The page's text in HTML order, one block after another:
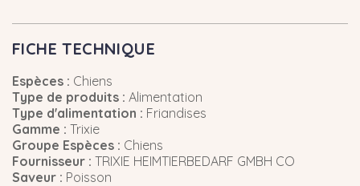
FICHE TECHNIQUE
Espèces : Chiens
Type de produits : Alimentation
Type d'alimentation : Friandises
Gamme : Trixie
Groupe Espèces : Chiens
Fournisseur : TRIXIE HEIMTIERBEDARF GMBH CO
Saveur : Poisson